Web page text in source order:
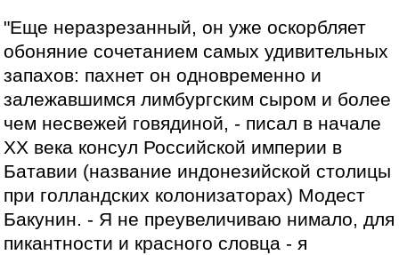
"Еще неразрезанный, он уже оскорбляет
обоняние сочетанием самых удивительных
запахов: пахнет он одновременно и
залежавшимся лимбургским сыром и более
чем несвежей говядиной, - писал в начале
XX века консул Российской империи в
Батавии (название индонезийской столицы
при голландских колонизаторах) Модест
Бакунин. - Я не преувеличиваю нимало, для
пикантности и красного словца - я